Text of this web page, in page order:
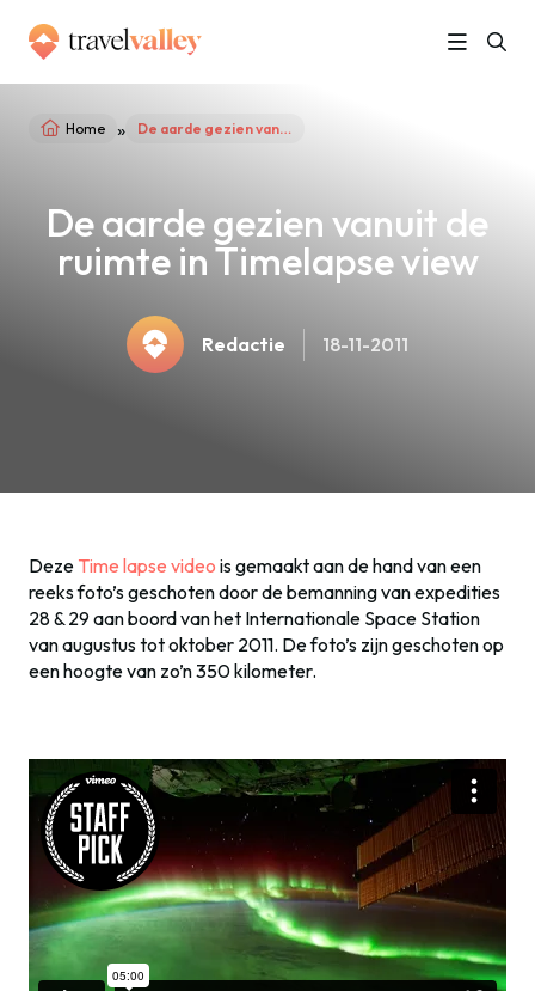
Home » De aarde gezien vanuit de ruimte in Timelapse view
De aarde gezien vanuit de
ruimte in Timelapse view
Redactie 18-11-2011
Deze Time lapse video is gemaakt aan de hand van een
reeks foto’s geschoten door de bemanning van expedities
28 & 29 aan boord van het Internationale Space Station
van augustus tot oktober 2011. De foto’s zijn geschoten op
een hoogte van zo’n 350 kilometer.